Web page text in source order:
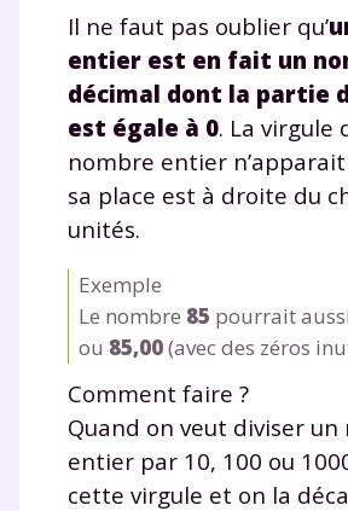
Il ne faut pas oublier qu’
entier est en fait un
décimal dont la partie
est égale à 0. La virgule
nombre entier
sa place est à droite du
unités.
Exemple
Le nombre 85 pourrait
ou 85,00(avec des zéros
Comment faire ?
Quand on veut diviser un
entier par 10, 100 ou
cette virgule et on la